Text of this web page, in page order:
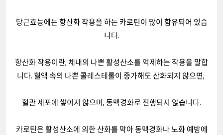
당근효능에는 항산화 작용을 하는 카로틴이 많이 함유되어 있습
니다.
항산화 작용이란, 체내의 나쁜 활성산소를 억제하는 작용을 말합
니다. 혈액 속의 나쁜 콜레스테롤이 증가해도 산화되지 않으면,
혈관 세포에 쌓이지 않으며, 동맥경화로 진행되지 않습니다.
카로틴은 활성산소에 의한 산화를 막아 동맥경화나 노화 예방에